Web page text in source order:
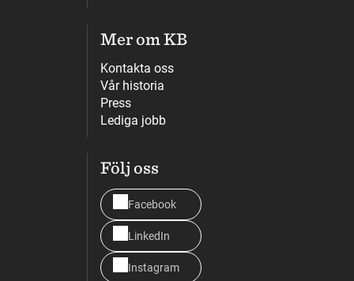
Mer om KB
Kontakta oss
Vår historia
Press
Lediga jobb
Följ oss
Facebook
LinkedIn
Instagram